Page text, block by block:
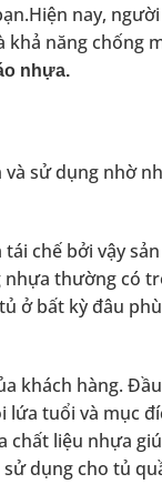
nay,
năng chống
nhựa.
sử dụng nhờ
chế bởi vậy
nhựa thường có
ở bất kỳ đâu
khách hàng.
lứa tuổi và mục
chất liệu nhựa
dụng cho tủ